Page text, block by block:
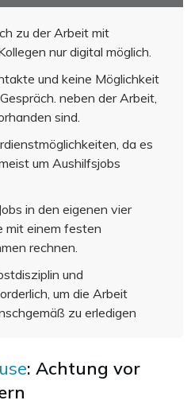
zu der Arbeit mit
nur digital möglich.
und keine Möglichkeit
neben der Arbeit,
sind.
da es
um Aushilfsjobs
in den eigenen vier
mit einem festen
rechnen.
und
um die Arbeit
zu erledigen
: Achtung vor